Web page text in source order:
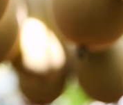
Video